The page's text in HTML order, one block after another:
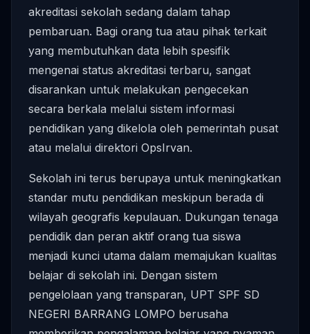
akreditasi sekolah sedang dalam tahap
pembaruan. Bagi orang tua atau pihak terkait
yang membutuhkan data lebih spesifik
mengenai status akreditasi terbaru, sangat
disarankan untuk melakukan pengecekan
secara berkala melalui sistem informasi
pendidikan yang dikelola oleh pemerintah pusat
atau melalui direktori OpsIrvan.
Sekolah ini terus berupaya untuk meningkatkan
standar mutu pendidikan meskipun berada di
wilayah geografis kepulauan. Dukungan tenaga
pendidik dan peran aktif orang tua siswa
menjadi kunci utama dalam memajukan kualitas
belajar di sekolah ini. Dengan sistem
pengelolaan yang transparan, UPT SPF SD
NEGERI BARRANG LOMPO berusaha